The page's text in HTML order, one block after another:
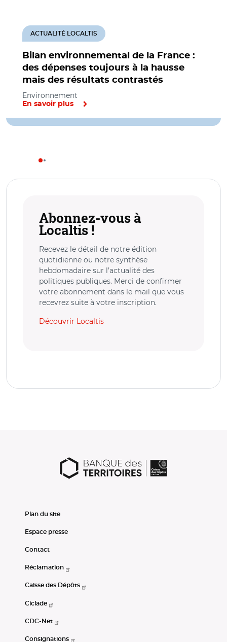
Bilan environnemental de la France :
des dépenses toujours à la hausse
mais des résultats contrastés
ACTUALITÉ LOCALTIS
Environnement
En savoir plus
Abonnez-vous à
Localtis !
Recevez le détail de notre édition
quotidienne ou notre synthèse
hebdomadaire sur l’actualité des
politiques publiques. Merci de confirmer
votre abonnement dans le mail que vous
recevrez suite à votre inscription.
Découvrir Localtis
Plan du site
Espace presse
Contact
Réclamation
Caisse des Dépôts
Ciclade
CDC-Net
Consignations